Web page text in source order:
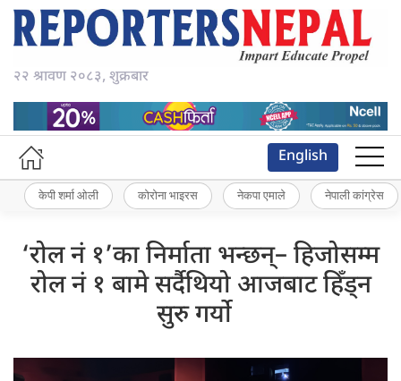
२२ श्रावण २०८३, शुक्रबार
English
केपी शर्मा ओली कोरोना भाइरस नेकपा एमाले नेपाली कांग्रेस
‘रोल नं १’का निर्माता भन्छन्– हिजोसम्म
रोल नं १ बामे सर्दैथियो आजबाट हिँड्न
सुरु गर्यो